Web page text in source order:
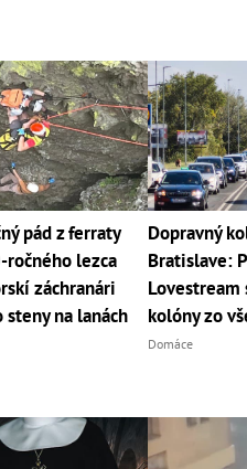
pád z ferraty
ročného lezca
záchranári
steny na lanách
Dopravný
Bratislave:
Lovestream
kolóny zo
Domáce